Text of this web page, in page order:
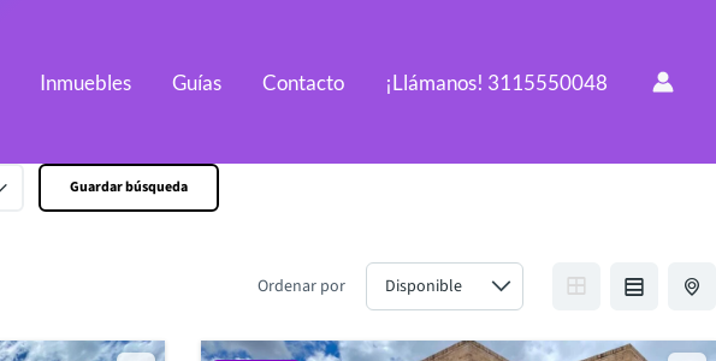
Inmuebles Guías Contacto ¡Llámanos! 3115550048
Guardar búsqueda
Ordenar por